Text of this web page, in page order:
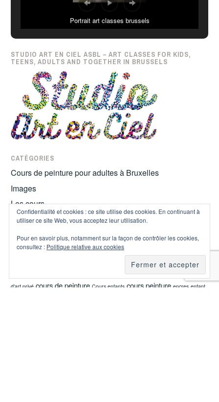
Portrait art classes brussels
STUDIO ART EN CIEL ASBL – ART CLASSES FOR KIDS,
TEENS, ADULTS AND TOGETHER IN BRUSSELS
CATÉGORIES
Cours de peinture pour adultes à Bruxelles
Images
Les cours
Les Stages
ÉTIQUETTES
Adultes anniversaire art classes
Cours adultes Cours d'art cours
d'art privé cours de peinture Cours enfants cours peinture encres enfant
Confidentialité et cookies : ce site utilise des cookies. En continuant à
utiliser ce site Web, vous acceptez leur utilisation.
Pour en savoir plus, notamment sur la façon de contrôler les cookies,
consultez : Politique relative aux cookies